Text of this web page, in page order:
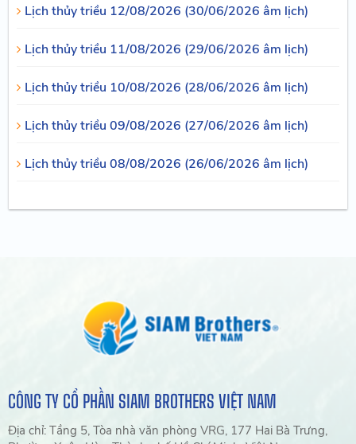
Lịch thủy triều 12/08/2026 (30/06/2026 âm lịch)
Lịch thủy triều 11/08/2026 (29/06/2026 âm lịch)
Lịch thủy triều 10/08/2026 (28/06/2026 âm lịch)
Lịch thủy triều 09/08/2026 (27/06/2026 âm lịch)
Lịch thủy triều 08/08/2026 (26/06/2026 âm lịch)
CÔNG TY CỔ PHẦN SIAM BROTHERS VIỆT NAM
Địa chỉ: Tầng 5, Tòa nhà văn phòng VRG, 177 Hai Bà Trưng,